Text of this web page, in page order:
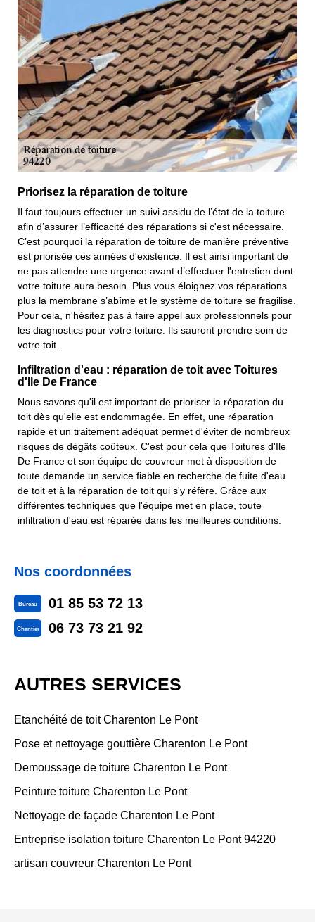
Priorisez la réparation de toiture
Il faut toujours effectuer un suivi assidu de l’état de la toiture
afin d’assurer l’efficacité des réparations si c'est nécessaire.
C’est pourquoi la réparation de toiture de manière préventive
est priorisée ces années d'existence. Il est ainsi important de
ne pas attendre une urgence avant d’effectuer l'entretien dont
votre toiture aura besoin. Plus vous éloignez vos réparations
plus la membrane s’abîme et le système de toiture se fragilise.
Pour cela, n'hésitez pas à faire appel aux professionnels pour
les diagnostics pour votre toiture. Ils sauront prendre soin de
votre toit.
Infiltration d'eau : réparation de toit avec Toitures
d'Ile De France
Nous savons qu'il est important de prioriser la réparation du
toit dès qu'elle est endommagée. En effet, une réparation
rapide et un traitement adéquat permet d'éviter de nombreux
risques de dégâts coûteux. C'est pour cela que Toitures d'Ile
De France et son équipe de couvreur met à disposition de
toute demande un service fiable en recherche de fuite d'eau
de toit et à la réparation de toit qui s'y réfère. Grâce aux
différentes techniques que l'équipe met en place, toute
infiltration d'eau est réparée dans les meilleures conditions.
Nos coordonnées
Bureau 01 85 53 72 13
Chantier 06 73 73 21 92
AUTRES SERVICES
Etanchéité de toit Charenton Le Pont
Pose et nettoyage gouttière Charenton Le Pont
Demoussage de toiture Charenton Le Pont
Peinture toiture Charenton Le Pont
Nettoyage de façade Charenton Le Pont
Entreprise isolation toiture Charenton Le Pont 94220
artisan couvreur Charenton Le Pont